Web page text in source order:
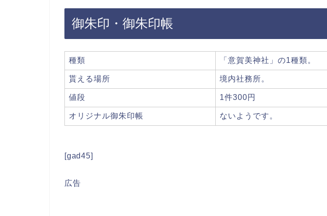
御朱印・御朱印帳
種類 「意賀美神社」の1種類。
貰える場所 境内社務所。
値段 1件300円
オリジナル御朱印帳 ないようです。
[gad45]
広告